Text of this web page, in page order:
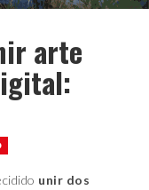
arte
unir dos